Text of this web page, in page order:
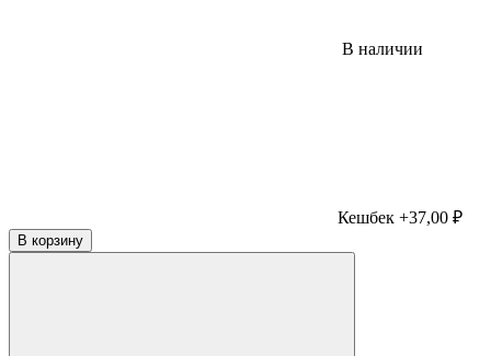
В наличии
Кешбек +37,00 ₽
В корзину